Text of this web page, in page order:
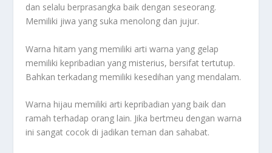
dan selalu berprasangka baik dengan seseorang.
Memiliki jiwa yang suka menolong dan jujur.
Warna hitam yang memiliki arti warna yang gelap
memiliki kepribadian yang misterius, bersifat tertutup.
Bahkan terkadang memiliki kesedihan yang mendalam.
Warna hijau memiliki arti kepribadian yang baik dan
ramah terhadap orang lain. Jika bertmeu dengan warna
ini sangat cocok di jadikan teman dan sahabat.